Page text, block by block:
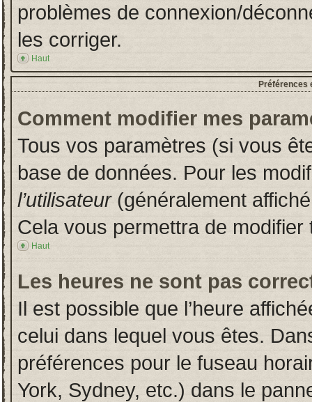
problèmes de connexion/
les corriger.
Haut
Préférences
Comment modifier mes
Tous vos paramètres (si vous
base de données. Pour les
l’utilisateur(généralement
Cela vous permettra de
Haut
Les heures ne sont pas
Il est possible que l’heure
celui dans lequel vous êtes.
préférences pour le fuseau
York, Sydney, etc.) dans le